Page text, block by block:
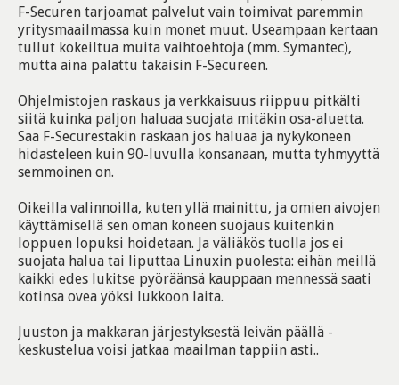
F-Securen tarjoamat palvelut vain toimivat paremmin
yritysmaailmassa kuin monet muut. Useampaan kertaan
tullut kokeiltua muita vaihtoehtoja (mm. Symantec),
mutta aina palattu takaisin F-Secureen.
Ohjelmistojen raskaus ja verkkaisuus riippuu pitkälti
siitä kuinka paljon haluaa suojata mitäkin osa-aluetta.
Saa F-Securestakin raskaan jos haluaa ja nykykoneen
hidasteleen kuin 90-luvulla konsanaan, mutta tyhmyyttä
semmoinen on.
Oikeilla valinnoilla, kuten yllä mainittu, ja omien aivojen
käyttämisellä sen oman koneen suojaus kuitenkin
loppuen lopuksi hoidetaan. Ja väliäkös tuolla jos ei
suojata halua tai liputtaa Linuxin puolesta: eihän meillä
kaikki edes lukitse pyöräänsä kauppaan mennessä saati
kotinsa ovea yöksi lukkoon laita.
Juuston ja makkaran järjestyksestä leivän päällä -
keskustelua voisi jatkaa maailman tappiin asti..